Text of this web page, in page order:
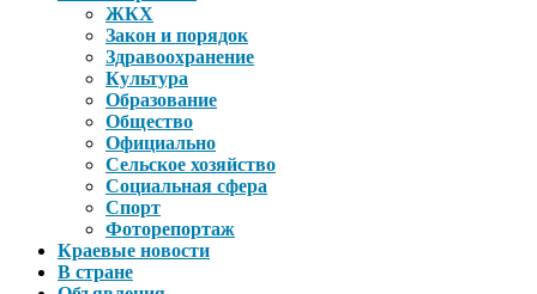
ЖКХ
Закон и порядок
Здравоохранение
Культура
Образование
Общество
Официально
Сельское хозяйство
Социальная сфера
Спорт
Фоторепортаж
Краевые новости
В стране